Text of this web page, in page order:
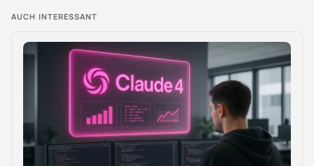
AUCH INTERESSANT